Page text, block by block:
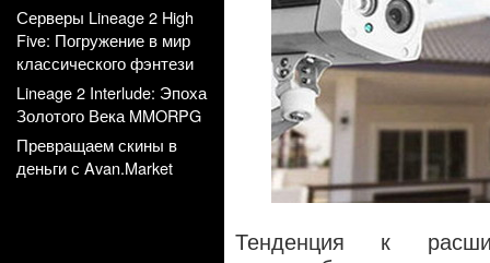
Серверы Lineage 2 High
Five: Погружение в мир
классического фэнтези
Lineage 2 Interlude: Эпоха
Золотого Века MMORPG
Превращаем скины в
деньги с Avan.Market
Тенденция к